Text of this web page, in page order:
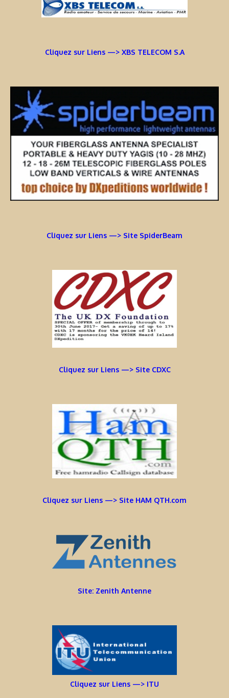
Cliquez sur Liens —> XBS TELECOM S.A
Cliquez sur Liens —> Site SpiderBeam
Cliquez sur Liens —> Site CDXC
Cliquez sur Liens —> Site HAM QTH.com
Site: Zenith Antenne
Cliquez sur Liens —> ITU